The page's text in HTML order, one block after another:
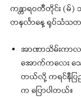
ကန္တာရဝတီတိုင်း (မ်
တနင်္လာနေ့ ရုပ်သံသ
အာဏာသိမ်းကာ
အောက်ကလေး သေ
တယ်လို့ ကရင်နီပြည်
က ပြောပါတယ်။